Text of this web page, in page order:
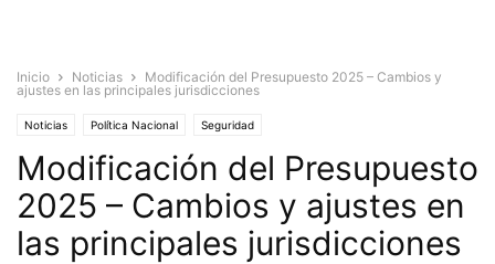
Inicio Noticias
Modificación del Presupuesto 2025 – Cambios y
ajustes en las principales jurisdicciones
Noticias Política Nacional Seguridad
Modificación del Presupuesto
2025 – Cambios y ajustes en
las principales jurisdicciones